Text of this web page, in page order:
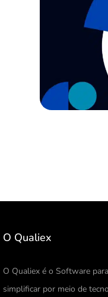
O Qualiex
O Qualiex é o Software
simplificar por meio de